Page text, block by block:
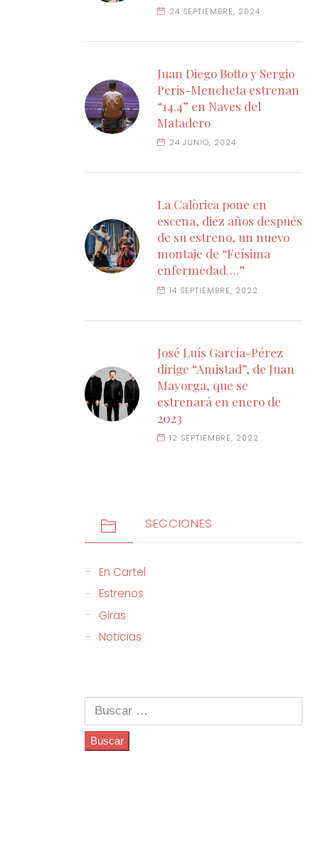
24 SEPTIEMBRE, 2024
Juan Diego Botto y Sergio
Peris-Mencheta estrenan
“14.4” en Naves del
Matadero
24 JUNIO, 2024
La Calòrica pone en
escena, diez años después
de su estreno, un nuevo
montaje de “Feísima
enfermedad….”
14 SEPTIEMBRE, 2022
José Luís García-Pérez
dirige “Amistad”, de Juan
Mayorga, que se
estrenará en enero de
2023
12 SEPTIEMBRE, 2022
SECCIONES
En Cartel
Estrenos
Giras
Noticias
Buscar: